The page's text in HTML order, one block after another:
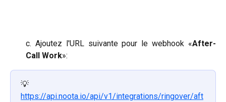
c. Ajoutez l'URL suivante pour le webhook «After-
Call Work»:
💡
https://api.noota.io/api/v1/integrations/ringover/aft